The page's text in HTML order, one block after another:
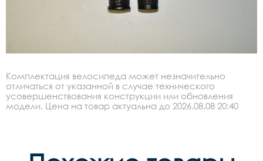
Комплектация велосипеда может незначительно
отличаться от указанной в случае технического
усовершенствования конструкции или обновления
модели. Цена на товар актуальна до 2026.08.08 20:40